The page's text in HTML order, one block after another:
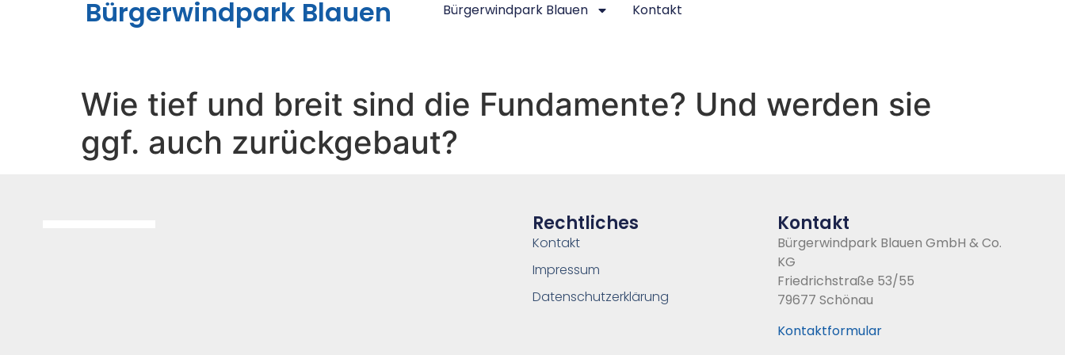
Bürgerwindpark Blauen Bürgerwindpark Blauen Kontakt
Wie tief und breit sind die Fundamente? Und werden sie
ggf. auch zurückgebaut?
Rechtliches
Kontakt
Impressum
Datenschutzerklärung
Kontakt
Bürgerwindpark Blauen GmbH & Co.
KG
Friedrichstraße 53/55
79677 Schönau
Kontaktformular